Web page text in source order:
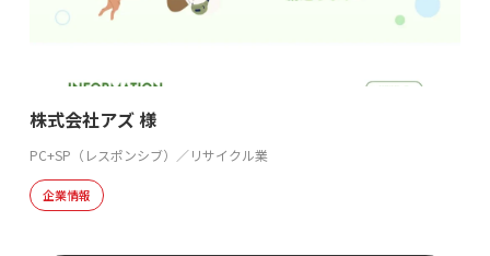
株式会社アズ 様
PC+SP（レスポンシブ）／リサイクル業
企業情報